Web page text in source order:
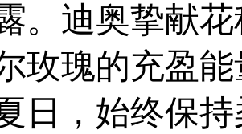
。迪奥挚献
玫瑰的充盈
日，始终保